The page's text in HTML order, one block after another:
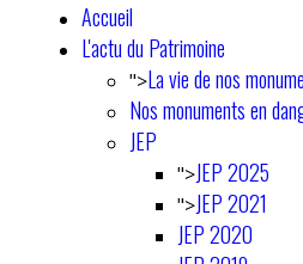
Accueil
L'actu du Patrimoine
">La vie de nos
Nos monuments en
JEP
">JEP 2025
">JEP 2021
JEP 2020